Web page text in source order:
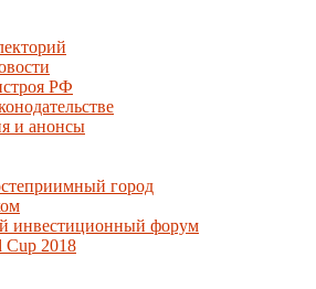
РФ
и анонсы
город
инвестиционный форум
Cup 2018